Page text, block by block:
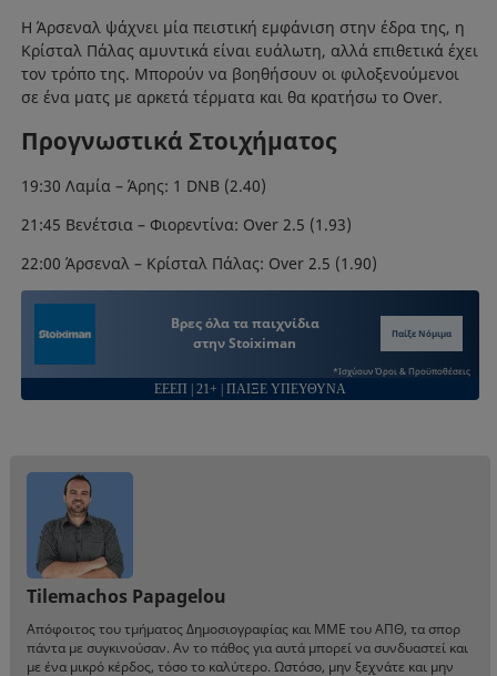
Η Άρσεναλ ψάχνει μία πειστική εμφάνιση στην έδρα της, η
Κρίσταλ Πάλας αμυντικά είναι ευάλωτη, αλλά επιθετικά έχει
τον τρόπο της. Μπορούν να βοηθήσουν οι φιλοξενούμενοι
σε ένα ματς με αρκετά τέρματα και θα κρατήσω το Over.
Προγνωστικά Στοιχήματος
19:30 Λαμία – Άρης: 1 DNB (2.40)
21:45 Βενέτσια – Φιορεντίνα: Over 2.5 (1.93)
22:00 Άρσεναλ – Κρίσταλ Πάλας: Over 2.5 (1.90)
Βρες όλα τα παιχνίδια
στην Stoiximan
Παίξε Νόμιμα
*Ισχύουν Όροι & Προϋποθέσεις
ΕΕΕΠ | 21+ | ΠΑΙΞΕ ΥΠΕΥΘΥΝΑ
Tilemachos Papagelou
Απόφοιτος του τμήματος Δημοσιογραφίας και ΜΜΕ του ΑΠΘ, τα σπορ
πάντα με συγκινούσαν. Αν το πάθος για αυτά μπορεί να συνδυαστεί και
με ένα μικρό κέρδος, τόσο το καλύτερο. Ωστόσο, μην ξεχνάτε και μην